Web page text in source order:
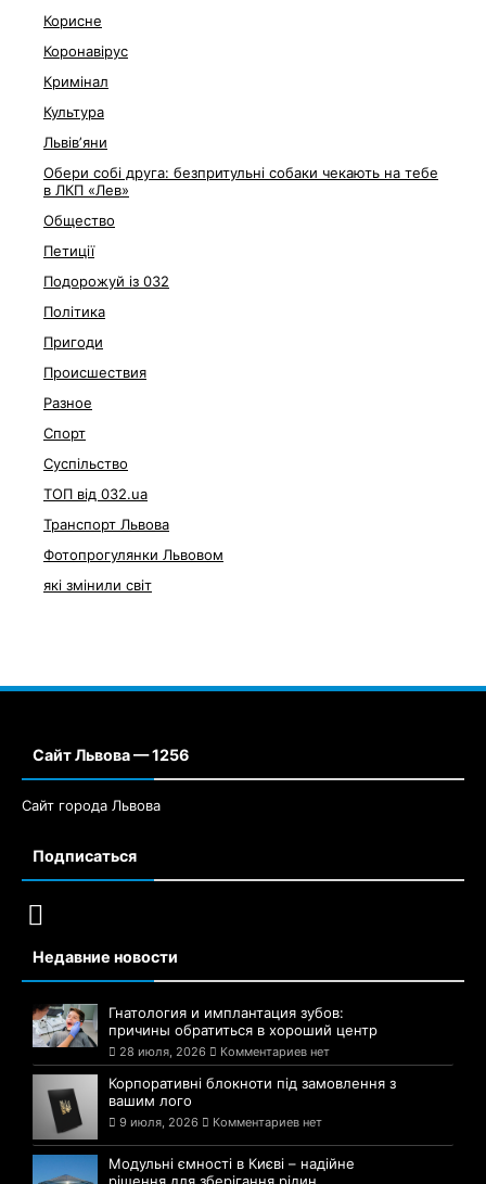
Корисне
Коронавірус
Кримінал
Культура
Львівʼяни
Обери собі друга: безпритульні собаки чекають на тебе
в ЛКП «Лев»
Общество
Петиції
Подорожуй із 032
Політика
Пригоди
Происшествия
Разное
Спорт
Суспільство
ТОП від 032.ua
Транспорт Львова
Фотопрогулянки Львовом
які змінили світ
Сайт Львова — 1256
Сайт города Львова
Подписаться
Недавние новости
Гнатология и имплантация зубов:
причины обратиться в хороший центр
28 июля, 2026 Комментариев нет
Корпоративні блокноти під замовлення з
вашим лого
9 июля, 2026 Комментариев нет
Модульні ємності в Києві – надійне